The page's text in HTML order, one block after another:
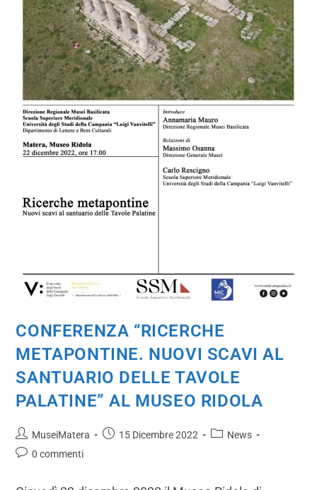
CONFERENZA “RICERCHE
METAPONTINE. NUOVI SCAVI AL
SANTUARIO DELLE TAVOLE
PALATINE” AL MUSEO RIDOLA
MuseiMatera 15 Dicembre 2022
News
0 commenti